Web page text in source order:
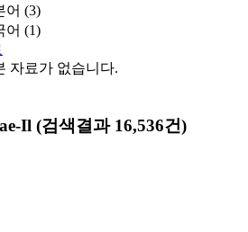
어 (3)
어 (1)
자료가 없습니다.
Il (검색결과 16,536건)